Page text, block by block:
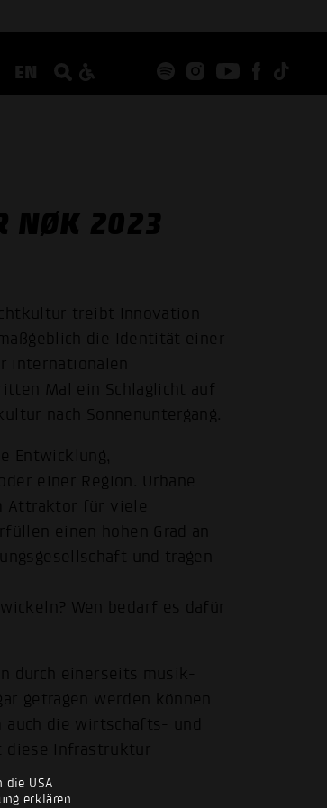
die USA
erklären
EN
NØK 2023
treibt Innovation
die Identität einer
internationalen
Mal ein Schlaglicht auf
nach Sonnenuntergang.
Entwicklung,
einer Region. Urbane
Attraktor für viele
einen hohen Grad an
und tragen
Wen bedarf es dafür
durch einerseits musik-
getragen werden können
die wirtschafts- und
diese Infrastruktur